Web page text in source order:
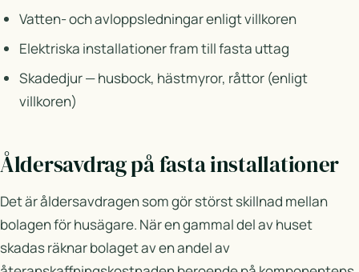
Vatten- och avloppsledningar enligt villkoren
Elektriska installationer fram till fasta uttag
Skadedjur — husbock, hästmyror, råttor (enligt
villkoren)
Åldersavdrag på fasta installationer
Det är åldersavdragen som gör störst skillnad mellan
bolagen för husägare. När en gammal del av huset
skadas räknar bolaget av en andel av